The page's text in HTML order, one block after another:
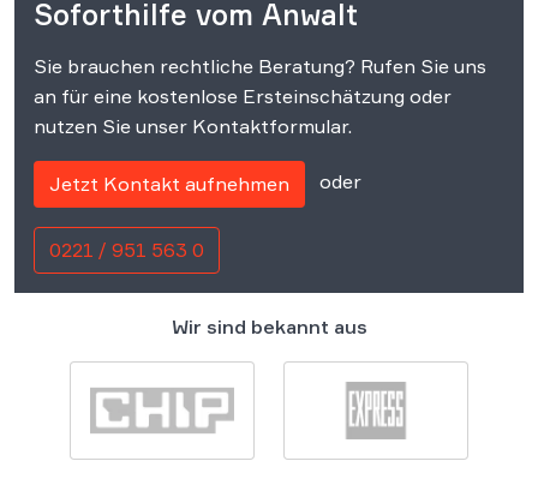
Soforthilfe vom Anwalt
Sie brauchen rechtliche Beratung? Rufen Sie uns
an für eine kostenlose Ersteinschätzung oder
nutzen Sie unser Kontaktformular.
Jetzt Kontakt aufnehmen oder
0221 / 951 563 0
Wir sind bekannt aus